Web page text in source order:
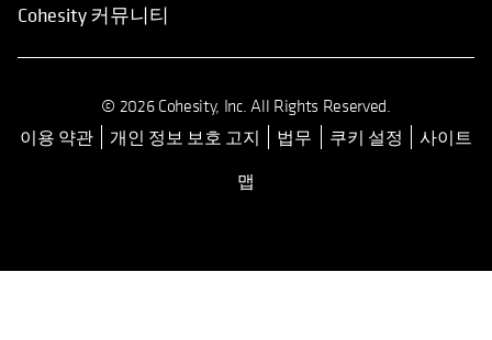
Cohesity 커뮤니티
© 2026 Cohesity, Inc. All Rights Reserved.
이용 약관 opens in a new tab
개인 정보 보호 고지 법무 쿠키 설정
사이트
맵